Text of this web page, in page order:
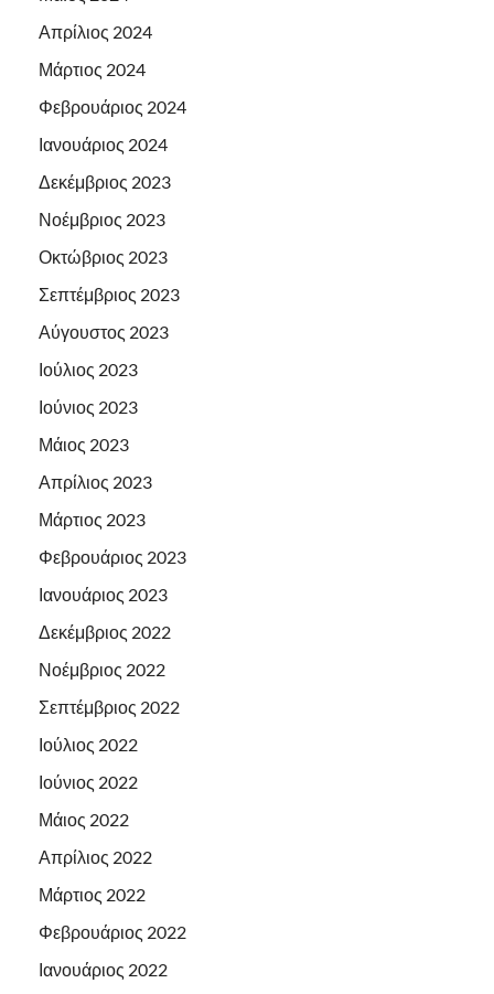
Απρίλιος 2024
Μάρτιος 2024
Φεβρουάριος 2024
Ιανουάριος 2024
Δεκέμβριος 2023
Νοέμβριος 2023
Οκτώβριος 2023
Σεπτέμβριος 2023
Αύγουστος 2023
Ιούλιος 2023
Ιούνιος 2023
Μάιος 2023
Απρίλιος 2023
Μάρτιος 2023
Φεβρουάριος 2023
Ιανουάριος 2023
Δεκέμβριος 2022
Νοέμβριος 2022
Σεπτέμβριος 2022
Ιούλιος 2022
Ιούνιος 2022
Μάιος 2022
Απρίλιος 2022
Μάρτιος 2022
Φεβρουάριος 2022
Ιανουάριος 2022